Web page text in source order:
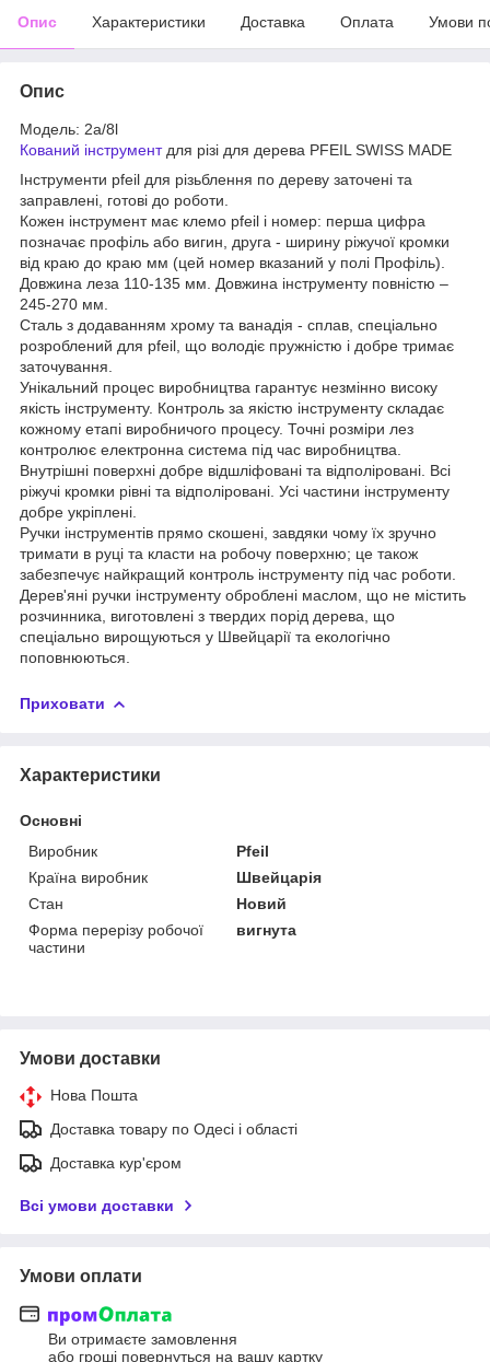
Опис Характеристики Доставка Оплата Умови
Опис
Модель: 2a/8l
Кований інструментдля різі для дерева PFEIL SWISS MADE
Інструменти pfeil для різьблення по дереву заточені та
заправлені, готові до роботи.
Кожен інструмент має клемо pfeil і номер: перша цифра
позначає профіль або вигин, друга - ширину ріжучої кромки
від краю до краю мм (цей номер вказаний у полі Профіль).
Довжина леза 110-135 мм. Довжина інструменту повністю –
245-270 мм.
Сталь з додаванням хрому та ванадія - сплав, спеціально
розроблений для pfeil, що володіє пружністю і добре тримає
заточування.
Унікальний процес виробництва гарантує незмінно високу
якість інструменту. Контроль за якістю інструменту складає
кожному етапі виробничого процесу. Точні розміри лез
контролює електронна система під час виробництва.
Внутрішні поверхні добре відшліфовані та відполіровані. Всі
ріжучі кромки рівні та відполіровані. Усі частини інструменту
добре укріплені.
Ручки інструментів прямо скошені, завдяки чому їх зручно
тримати в руці та класти на робочу поверхню; це також
забезпечує найкращий контроль інструменту під час роботи.
Дерев'яні ручки інструменту оброблені маслом, що не містить
розчинника, виготовлені з твердих порід дерева, що
спеціально вирощуються у Швейцарії та екологічно
поповнюються.
Приховати
Характеристики
Основні
Виробник
Pfeil
Країна виробник
Швейцарія
Стан
Новий
Форма перерізу робочої
частини
вигнута
Умови доставки
Нова Пошта
Доставка товару по Одесі і області
Доставка кур'єром
Всі умови доставки
Умови оплати
Ви отримаєте замовлення
або гроші повернуться на вашу картку